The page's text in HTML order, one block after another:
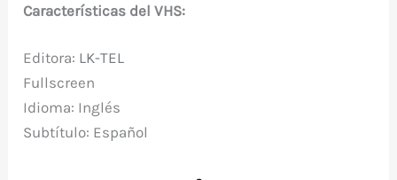
Características del VHS:
Editora: LK-TEL
Fullscreen
Idioma: Inglés
Subtítulo: Español